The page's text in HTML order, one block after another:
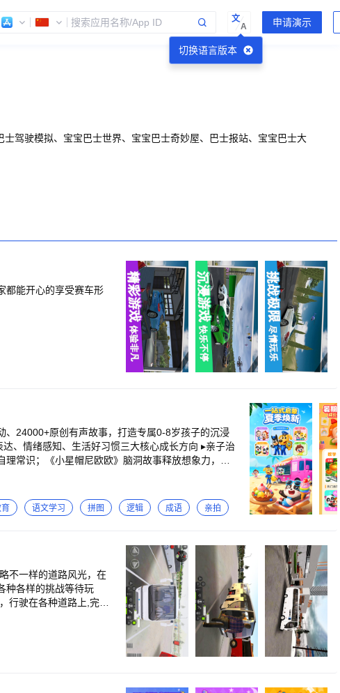
切换语言版本
文
A
驾驶模拟、宝宝巴士世界、宝宝巴士奇妙屋、巴士报站、宝宝巴士大
都能开心的享受赛车形
、24000+原创有声故事，打造专属0-8岁孩子的沉浸
常识；《小星帽尼欧欧》脑洞故事释放想象力，潜
动画《安全警长啦咘啦哆》：全球播放量近400亿
自己。 ▸专业教研团队联合打造：覆盖拼音识字、
来学习。 7岁+·思维塑造与品格提
有声故事库：爆款侦探推理故事持续更新，跟随猴
量益智启蒙内容，兼顾趣味
智能分龄设计，根据年龄精准推荐内容，内容更合
拼音； ②囊括7大成长领域，动画、古诗、绘本、手
童量身定制以“好听（国学故事）、好看（儿歌动
语文学习 拼图 逻辑 成语 亲拍
不一样的道路风光，在
种各样的挑战等待玩
行驶在各种道路上,完成
玩法。新的惊喜会带给
挑战。